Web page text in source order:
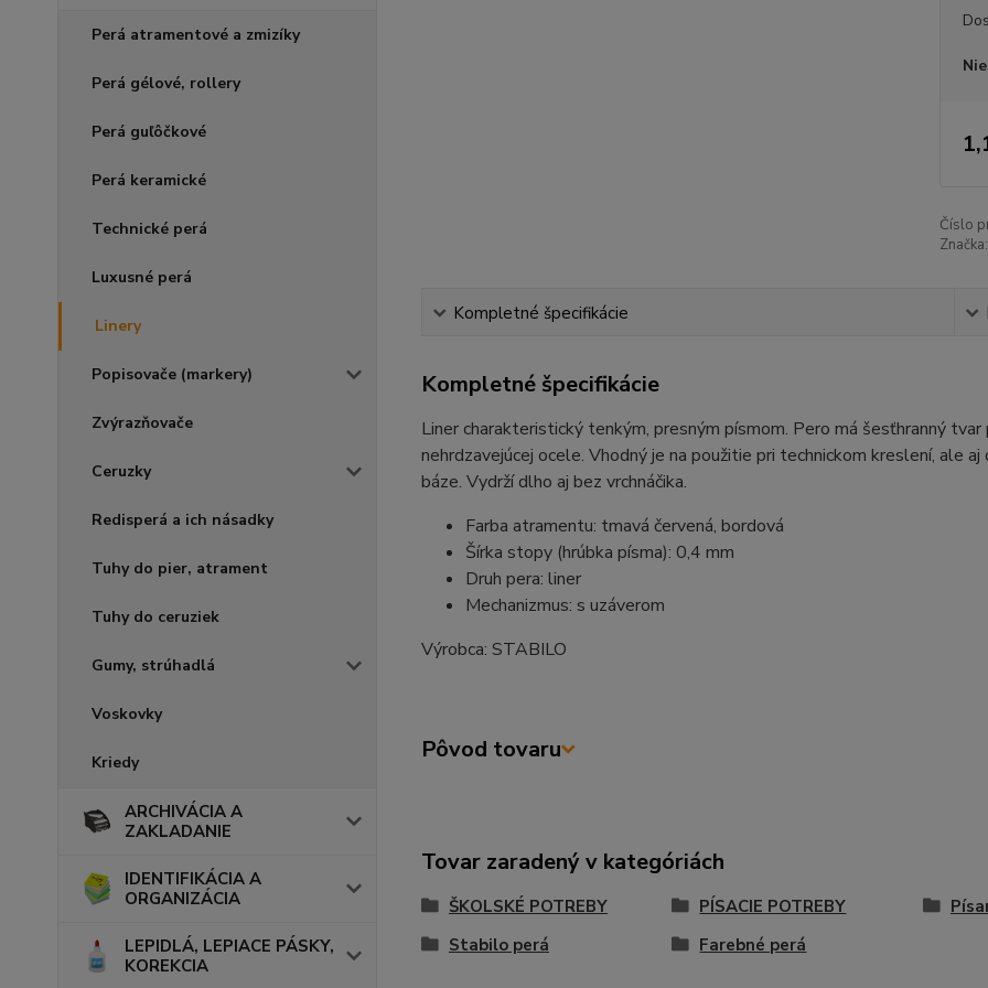
Perá atramentové a zmizíky
Perá gélové, rollery
Perá guľôčkové
Perá keramické
Technické perá
Luxusné perá
Linery
Popisovače (markery)
Zvýrazňovače
Ceruzky
Redisperá a ich násadky
Tuhy do pier, atrament
Tuhy do ceruziek
Gumy, strúhadlá
Voskovky
Kriedy
ARCHIVÁCIA A
ZAKLADANIE
IDENTIFIKÁCIA A
ORGANIZÁCIA
LEPIDLÁ, LEPIACE PÁSKY,
KOREKCIA
Číslo
Značka:
Kompletné špecifikácie
Kompletné špecifikácie
Liner charakteristický tenkým, presným písmom. Pero má šesťhranný
nehrdzavejúcej ocele. Vhodný je na použitie pri technickom kreslení, ale
báze. Vydrží dlho aj bez vrchnáčika.
Farba atramentu: tmavá červená, bordová
Šírka stopy (hrúbka písma): 0,4 mm
Druh pera: liner
Mechanizmus: s uzáverom
Výrobca: STABILO
Pôvod tovaru
Tovar zaradený v kategóriách
ŠKOLSKÉ POTREBY PÍSACIE POTREBY
Stabilo perá
Farebné perá